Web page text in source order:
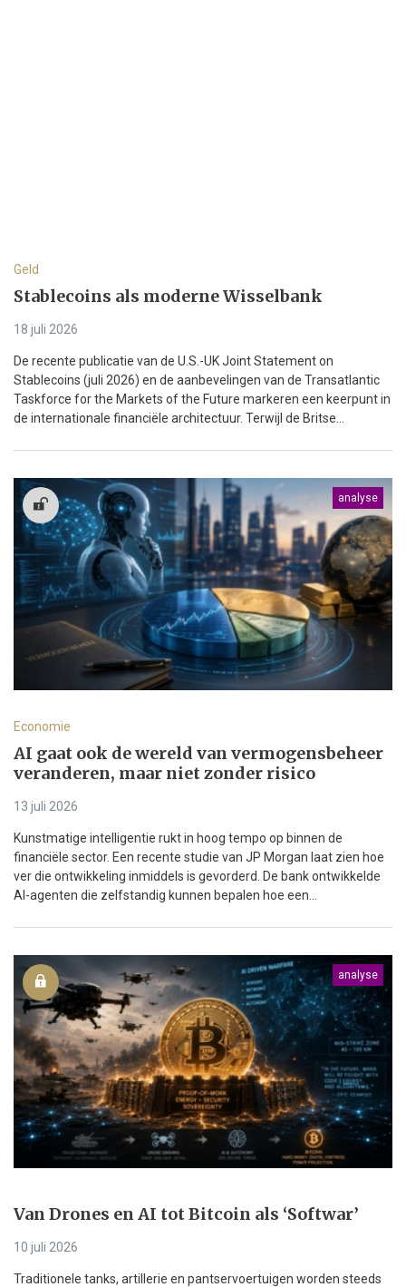
Geld
Stablecoins als moderne Wisselbank
18 juli 2026
De recente publicatie van de U.S.-UK Joint Statement on
Stablecoins (juli 2026) en de aanbevelingen van de Transatlantic
Taskforce for the Markets of the Future markeren een keerpunt in
de internationale financiële architectuur. Terwijl de Britse...
analyse
Economie
AI gaat ook de wereld van vermogensbeheer
veranderen, maar niet zonder risico
13 juli 2026
Kunstmatige intelligentie rukt in hoog tempo op binnen de
financiële sector. Een recente studie van JP Morgan laat zien hoe
ver die ontwikkeling inmiddels is gevorderd. De bank ontwikkelde
AI-agenten die zelfstandig kunnen bepalen hoe een...
analyse
Van Drones en AI tot Bitcoin als ‘Softwar’
10 juli 2026
Traditionele tanks, artillerie en pantservoertuigen worden steeds